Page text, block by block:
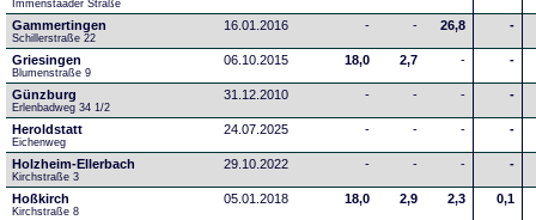
Immenstaader Straße
Gammertingen
Schillerstraße 22
16.01.2016 - - 26,8 -
Griesingen
Blumenstraße 9
06.10.2015 18,0 2,7 - -
Günzburg
Erlenbadweg 34 1/2
31.12.2010 - - - -
Heroldstatt
Eichenweg
24.07.2025 - - - -
Holzheim-Ellerbach
Kirchstraße 3
29.10.2022 - - - -
Hoßkirch
Kirchstraße 8
05.01.2018 18,0 2,9 2,3 0,1